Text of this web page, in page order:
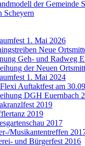
der Gemeinde
Scheyern
1. Mai 2026
Neue
Geh- und Radweg
der Neuen
1. Mai 2024
Auftaktfest am
DGH Euernbach
2019
2019
2017
Musikantentreffen
und Bürgerfest 2016